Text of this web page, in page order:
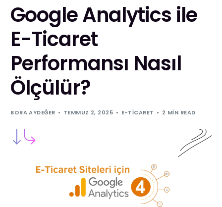
Google Analytics ile
E-Ticaret
Performansı Nasıl
Ölçülür?
BORA AYDEĞER TEMMUZ 2, 2025 E-TICARET 2 MIN READ
webakademi